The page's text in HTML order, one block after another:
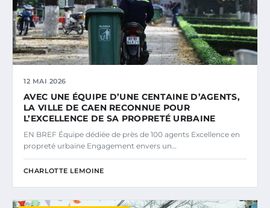
12 MAI 2026
AVEC UNE ÉQUIPE D’UNE CENTAINE D’AGENTS,
LA VILLE DE CAEN RECONNUE POUR
L’EXCELLENCE DE SA PROPRETÉ URBAINE
EN BREF Équipe dédiée de près de 100 agents Excellence en
propreté urbaine Engagement envers un…
CHARLOTTE LEMOINE